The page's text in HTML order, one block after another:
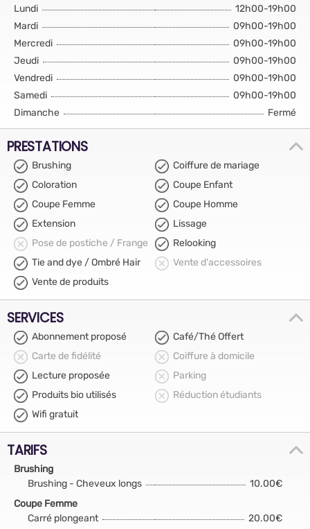
Lundi
12h00-19h00
Mardi
09h00-19h00
Mercredi
09h00-19h00
Jeudi
09h00-19h00
Vendredi
09h00-19h00
Samedi
09h00-19h00
Dimanche
Fermé
PRESTATIONS
Brushing
Coiffure de mariage
Coloration
Coupe Enfant
Coupe Femme
Coupe Homme
Extension
Lissage
Pose de postiche / Frange
Relooking
Tie and dye / Ombré Hair
Vente d'accessoires
Vente de produits
SERVICES
Abonnement proposé
Café/Thé Offert
Carte de fidélité
Coiffure à domicile
Lecture proposée
Parking
Produits bio utilisés
Réduction étudiants
Wifi gratuit
TARIFS
Brushing
Brushing - Cheveux longs
10.00€
Coupe Femme
Carré plongeant
20.00€